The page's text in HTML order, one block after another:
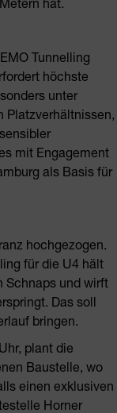
Tunnelling
höchste
unter
Platzverhältnissen,
mit Engagement
als Basis für
hochgezogen.
für die U4 hält
Schnaps und wirft
Das soll
bringen.
plant die
Baustelle, wo
einen exklusiven
Horner